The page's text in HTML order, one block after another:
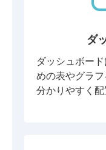
ダ
ダッシュボー
めの表やグラ
分かりやすく配